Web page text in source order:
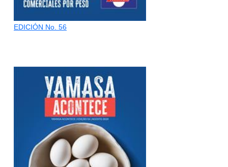
EDICIÓN No. 56